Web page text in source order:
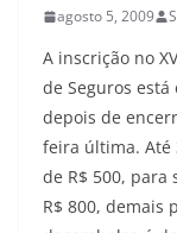
agosto 5, 2009
A inscrição no
de Seguros
depois de
feira última. Até
de R$ 500, para
R$ 800, demais